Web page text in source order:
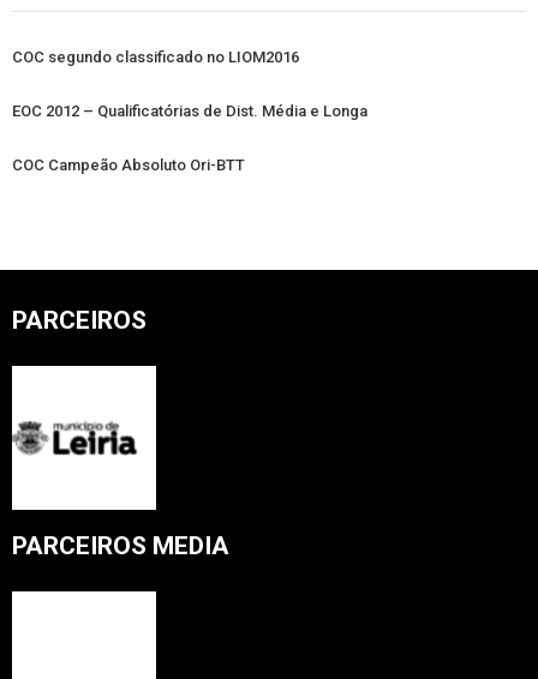
COC segundo classificado no LIOM2016
EOC 2012 – Qualificatórias de Dist. Média e Longa
COC Campeão Absoluto Ori-BTT
PARCEIROS
PARCEIROS MEDIA